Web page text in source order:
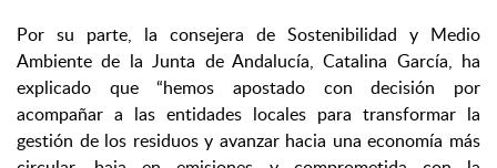
Por su parte, la consejera de Sostenibilidad y Medio
Ambiente de la Junta de Andalucía, Catalina García, ha
explicado que “hemos apostado con decisión por
acompañar a las entidades locales para transformar la
gestión de los residuos y avanzar hacia una economía más